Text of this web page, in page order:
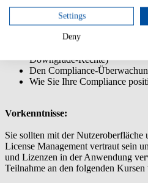
Inhalte/Lernziele:
Erstellen und analysieren der
Faktoren, die die Compliance
Downgrade-Rechte)
Den Compliance-
Wie Sie Ihre Compliance
Vorkenntnisse:
Sie sollten mit der
License Management vertraut sein
und Lizenzen in der Anwendung
Teilnahme an den folgenden
Settings
Deny